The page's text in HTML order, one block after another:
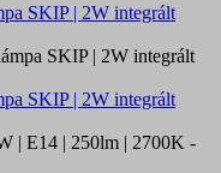
SKIP | 2W integrált
SKIP | 2W integrált